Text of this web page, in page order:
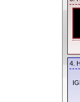
4.